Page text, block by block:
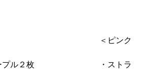
ル＞ ＜ピンク
パープル２枚 ・ストラ